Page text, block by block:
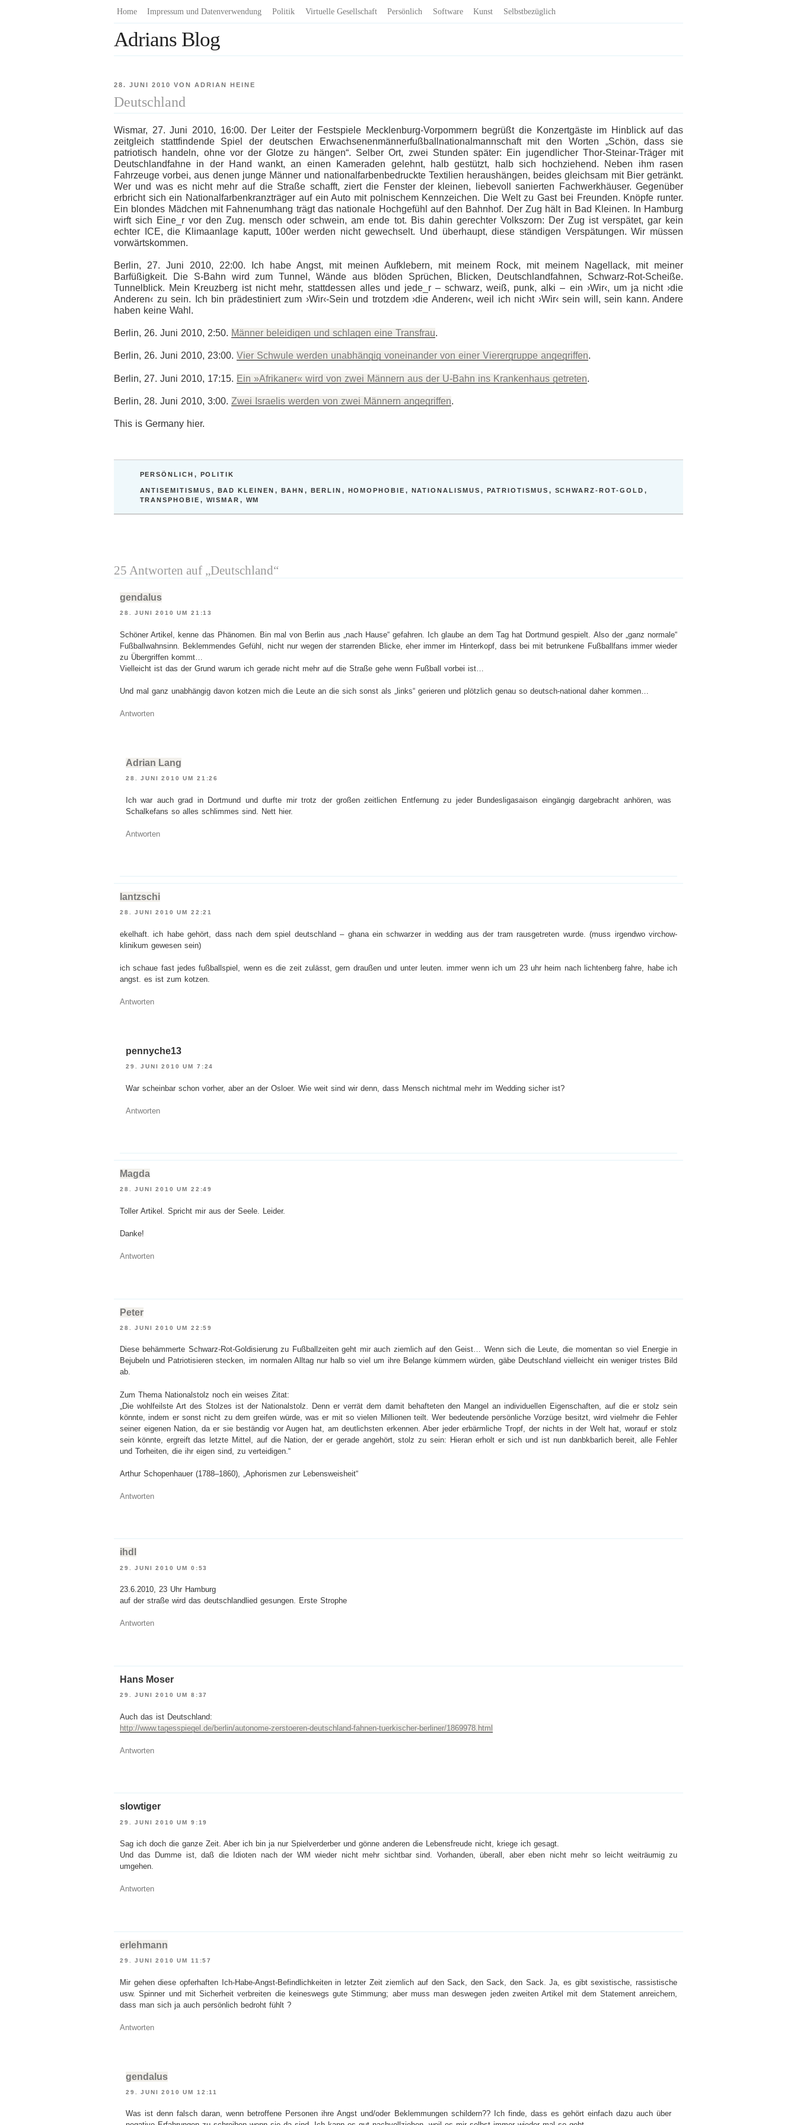
Home Impressum und Datenverwendung Politik Virtuelle Gesellschaft Persönlich Software Kunst Selbstbezüglich
Adrians Blog
VERÖFFENTLICHT
AM
28. JUNI 2010 VON ADRIAN HEINE
Deutschland
Wismar, 27. Juni 2010, 16:00. Der Leiter der Festspiele Mecklenburg-Vorpommern begrüßt die Konzertgäste im Hinblick auf das
zeitgleich stattfindende Spiel der deutschen Erwachsenenmännerfußballnationalmannschaft mit den Worten „Schön, dass sie
patriotisch handeln, ohne vor der Glotze zu hängen“. Selber Ort, zwei Stunden später: Ein jugendlicher Thor-Steinar-Träger mit
Deutschlandfahne in der Hand wankt, an einen Kameraden gelehnt, halb gestützt, halb sich hochziehend. Neben ihm rasen
Fahrzeuge vorbei, aus denen junge Männer und nationalfarbenbedruckte Textilien heraushängen, beides gleichsam mit Bier getränkt.
Wer und was es nicht mehr auf die Straße schafft, ziert die Fenster der kleinen, liebevoll sanierten Fachwerkhäuser. Gegenüber
erbricht sich ein Nationalfarbenkranzträger auf ein Auto mit polnischem Kennzeichen. Die Welt zu Gast bei Freunden. Knöpfe runter.
Ein blondes Mädchen mit Fahnenumhang trägt das nationale Hochgefühl auf den Bahnhof. Der Zug hält in Bad Kleinen. In Hamburg
wirft sich Eine_r vor den Zug. mensch oder schwein, am ende tot. Bis dahin gerechter Volkszorn: Der Zug ist verspätet, gar kein
echter ICE, die Klimaanlage kaputt, 100er werden nicht gewechselt. Und überhaupt, diese ständigen Verspätungen. Wir müssen
vorwärtskommen.
Berlin, 27. Juni 2010, 22:00. Ich habe Angst, mit meinen Aufklebern, mit meinem Rock, mit meinem Nagellack, mit meiner
Barfüßigkeit. Die S-Bahn wird zum Tunnel, Wände aus blöden Sprüchen, Blicken, Deutschlandfahnen, Schwarz-Rot-Scheiße.
Tunnelblick. Mein Kreuzberg ist nicht mehr, stattdessen alles und jede_r – schwarz, weiß, punk, alki – ein ›Wir‹, um ja nicht ›die
Anderen‹ zu sein. Ich bin prädestiniert zum ›Wir‹-Sein und trotzdem ›die Anderen‹, weil ich nicht ›Wir‹ sein will, sein kann. Andere
haben keine Wahl.
Berlin, 26. Juni 2010, 2:50. Männer beleidigen und schlagen eine Transfrau.
Berlin, 26. Juni 2010, 23:00. Vier Schwule werden unabhängig voneinander von einer Vierergruppe angegriffen.
Berlin, 27. Juni 2010, 17:15. Ein »Afrikaner« wird von zwei Männern aus der U-Bahn ins Krankenhaus getreten.
Berlin, 28. Juni 2010, 3:00. Zwei Israelis werden von zwei Männern angegriffen.
This is Germany hier.
KATEGORIEN
PERSÖNLICH , POLITIK
SCHLAGWÖRTER
ANTISEMITISMUS , BAD KLEINEN , BAHN , BERLIN , HOMOPHOBIE , NATIONALISMUS , PATRIOTISMUS , SCHWARZ-ROT-GOLD ,
TRANSPHOBIE , WISMAR , WM
25 Antworten auf „Deutschland“
gendalus
28. JUNI 2010 UM 21:13
Schöner Artikel, kenne das Phänomen. Bin mal von Berlin aus „nach Hause“ gefahren. Ich glaube an dem Tag hat Dortmund gespielt. Also der „ganz normale“
Fußballwahnsinn. Beklemmendes Gefühl, nicht nur wegen der starrenden Blicke, eher immer im Hinterkopf, dass bei mit betrunkene Fußballfans immer wieder
zu Übergriffen kommt…
Vielleicht ist das der Grund warum ich gerade nicht mehr auf die Straße gehe wenn Fußball vorbei ist…
Und mal ganz unabhängig davon kotzen mich die Leute an die sich sonst als „links“ gerieren und plötzlich genau so deutsch-national daher kommen…
Antworten
Adrian Lang
28. JUNI 2010 UM 21:26
Ich war auch grad in Dortmund und durfte mir trotz der großen zeitlichen Entfernung zu jeder Bundesligasaison eingängig dargebracht anhören, was
Schalkefans so alles schlimmes sind. Nett hier.
Antworten
lantzschi
28. JUNI 2010 UM 22:21
ekelhaft. ich habe gehört, dass nach dem spiel deutschland – ghana ein schwarzer in wedding aus der tram rausgetreten wurde. (muss irgendwo virchow-
klinikum gewesen sein)
ich schaue fast jedes fußballspiel, wenn es die zeit zulässt, gern draußen und unter leuten. immer wenn ich um 23 uhr heim nach lichtenberg fahre, habe ich
angst. es ist zum kotzen.
Antworten
pennyche13
29. JUNI 2010 UM 7:24
War scheinbar schon vorher, aber an der Osloer. Wie weit sind wir denn, dass Mensch nichtmal mehr im Wedding sicher ist?
Antworten
Magda
28. JUNI 2010 UM 22:49
Toller Artikel. Spricht mir aus der Seele. Leider.
Danke!
Antworten
Peter
28. JUNI 2010 UM 22:59
Diese behämmerte Schwarz-Rot-Goldisierung zu Fußballzeiten geht mir auch ziemlich auf den Geist… Wenn sich die Leute, die momentan so viel Energie in
Bejubeln und Patriotisieren stecken, im normalen Alltag nur halb so viel um ihre Belange kümmern würden, gäbe Deutschland vielleicht ein weniger tristes Bild
ab.
Zum Thema Nationalstolz noch ein weises Zitat:
„Die wohlfeilste Art des Stolzes ist der Nationalstolz. Denn er verrät dem damit behafteten den Mangel an individuellen Eigenschaften, auf die er stolz sein
könnte, indem er sonst nicht zu dem greifen würde, was er mit so vielen Millionen teilt. Wer bedeutende persönliche Vorzüge besitzt, wird vielmehr die Fehler
seiner eigenen Nation, da er sie beständig vor Augen hat, am deutlichsten erkennen. Aber jeder erbärmliche Tropf, der nichts in der Welt hat, worauf er stolz
sein könnte, ergreift das letzte Mittel, auf die Nation, der er gerade angehört, stolz zu sein: Hieran erholt er sich und ist nun danbkbarlich bereit, alle Fehler
und Torheiten, die ihr eigen sind, zu verteidigen.“
Arthur Schopenhauer (1788–1860), „Aphorismen zur Lebensweisheit“
Antworten
ihdl
29. JUNI 2010 UM 0:53
23.6.2010, 23 Uhr Hamburg
auf der straße wird das deutschlandlied gesungen. Erste Strophe
Antworten
Hans Moser
29. JUNI 2010 UM 8:37
Auch das ist Deutschland:
http://www.tagesspiegel.de/berlin/autonome-zerstoeren-deutschland-fahnen-tuerkischer-berliner/1869978.html
Antworten
slowtiger
29. JUNI 2010 UM 9:19
Sag ich doch die ganze Zeit. Aber ich bin ja nur Spielverderber und gönne anderen die Lebensfreude nicht, kriege ich gesagt.
Und das Dumme ist, daß die Idioten nach der WM wieder nicht mehr sichtbar sind. Vorhanden, überall, aber eben nicht mehr so leicht weiträumig zu
umgehen.
Antworten
erlehmann
29. JUNI 2010 UM 11:57
Mir gehen diese opferhaften Ich-Habe-Angst-Befindlichkeiten in letzter Zeit ziemlich auf den Sack, den Sack, den Sack. Ja, es gibt sexistische, rassistische
usw. Spinner und mit Sicherheit verbreiten die keineswegs gute Stimmung; aber muss man deswegen jeden zweiten Artikel mit dem Statement anreichern,
dass man sich ja auch persönlich bedroht fühlt ?
Antworten
gendalus
29. JUNI 2010 UM 12:11
Was ist denn falsch daran, wenn betroffene Personen ihre Angst und/oder Beklemmungen schildern?? Ich finde, dass es gehört einfach dazu auch über